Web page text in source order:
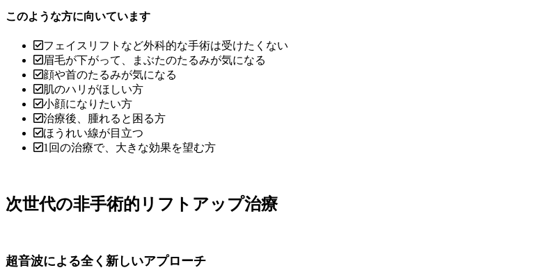
このような方に向いています
フェイスリフトなど外科的な手術は受けたくない
眉毛が下がって、まぶたのたるみが気になる
顔や首のたるみが気になる
肌のハリがほしい方
小顔になりたい方
治療後、腫れると困る方
ほうれい線が目立つ
1回の治療で、大きな効果を望む方
次世代の非手術的リフトアップ治療
超音波による全く新しいアプローチ